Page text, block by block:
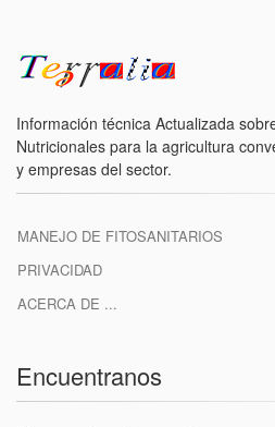
Información técnica Actualizada
Nutricionales para la agricultura
y empresas del sector.
MANEJO DE FITOSANITARIOS
PRIVACIDAD
ACERCA DE ...
Encuentranos